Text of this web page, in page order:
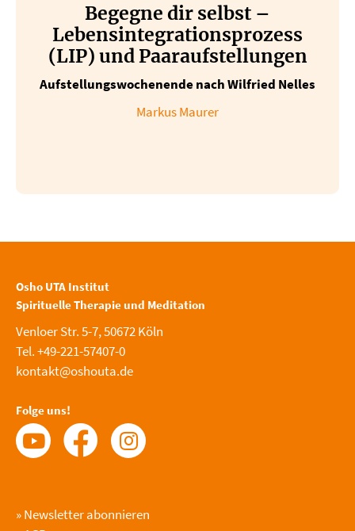
Begegne dir selbst –
Lebensintegrationsprozess
(LIP) und Paaraufstellungen
Aufstellungswochenende nach Wilfried Nelles
Markus Maurer
Osho UTA Institut
Spirituelle Therapie und Meditation
Venloer Str. 5-7, 50672 Köln
Tel. +49-221-57407-0
kontakt@oshouta.de
Folge uns!
»Newsletter abonnieren